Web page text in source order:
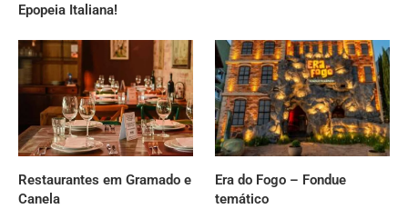
Epopeia Italiana!
Restaurantes em Gramado e
Canela
Era do Fogo – Fondue
temático